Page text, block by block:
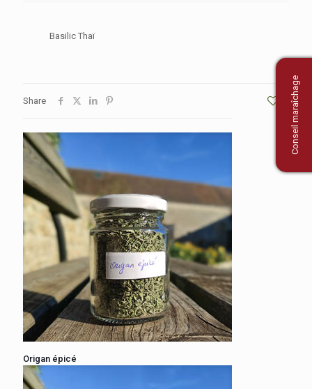
Basilic Thaï
Share
Origan épicé
Conseil maraîchage